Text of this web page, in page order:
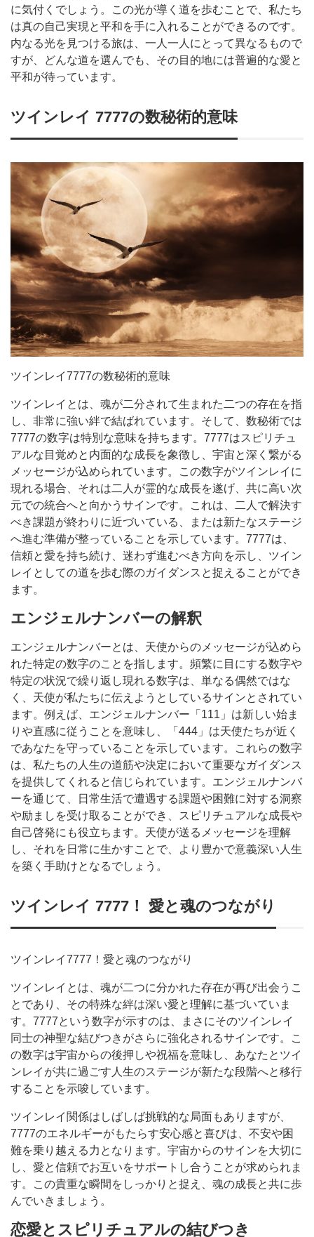
に気付くでしょう。この光が導く道を歩むことで、私たち
は真の自己実現と平和を手に入れることができるのです。
内なる光を見つける旅は、一人一人にとって異なるもので
すが、どんな道を選んでも、その目的地には普遍的な愛と
平和が待っています。
ツインレイ 7777の数秘術的意味
ツインレイ7777の数秘術的意味
ツインレイとは、魂が二分されて生まれた二つの存在を指
し、非常に強い絆で結ばれています。そして、数秘術では
7777の数字は特別な意味を持ちます。7777はスピリチュ
アルな目覚めと内面的な成長を象徴し、宇宙と深く繋がる
メッセージが込められています。この数字がツインレイに
現れる場合、それは二人が霊的な成長を遂げ、共に高い次
元での統合へと向かうサインです。これは、二人で解決す
べき課題が終わりに近づいている、または新たなステージ
へ進む準備が整っていることを示しています。7777は、
信頼と愛を持ち続け、迷わず進むべき方向を示し、ツイン
レイとしての道を歩む際のガイダンスと捉えることができ
ます。
エンジェルナンバーの解釈
エンジェルナンバーとは、天使からのメッセージが込めら
れた特定の数字のことを指します。頻繁に目にする数字や
特定の状況で繰り返し現れる数字は、単なる偶然ではな
く、天使が私たちに伝えようとしているサインとされてい
ます。例えば、エンジェルナンバー「111」は新しい始ま
りや直感に従うことを意味し、「444」は天使たちが近く
であなたを守っていることを示しています。これらの数字
は、私たちの人生の道筋や決定において重要なガイダンス
を提供してくれると信じられています。エンジェルナンバ
ーを通じて、日常生活で遭遇する課題や困難に対する洞察
や励ましを受け取ることができ、スピリチュアルな成長や
自己啓発にも役立ちます。天使が送るメッセージを理解
し、それを日常に生かすことで、より豊かで意義深い人生
を築く手助けとなるでしょう。
ツインレイ 7777！ 愛と魂のつながり
ツインレイ7777！愛と魂のつながり
ツインレイとは、魂が二つに分かれた存在が再び出会うこ
とであり、その特殊な絆は深い愛と理解に基づいていま
す。7777という数字が示すのは、まさにそのツインレイ
同士の神聖な結びつきがさらに強化されるサインです。こ
の数字は宇宙からの後押しや祝福を意味し、あなたとツイ
ンレイが共に過ごす人生のステージが新たな段階へと移行
することを示唆しています。
ツインレイ関係はしばしば挑戦的な局面もありますが、
7777のエネルギーがもたらす安心感と喜びは、不安や困
難を乗り越える力となります。宇宙からのサインを大切に
し、愛と信頼でお互いをサポートし合うことが求められま
す。この貴重な瞬間をしっかりと捉え、魂の成長と共に歩
んでいきましょう。
恋愛とスピリチュアルの結びつき